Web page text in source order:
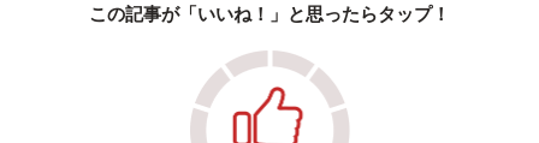
この記事が「いいね！」と思ったらタップ！